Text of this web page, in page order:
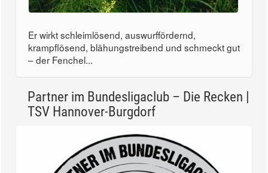
Er wirkt schleimlösend, auswurffördernd,
krampflösend, blähungstreibend und schmeckt gut
– der Fenchel...
Partner im Bundesligaclub – Die Recken |
TSV Hannover-Burgdorf